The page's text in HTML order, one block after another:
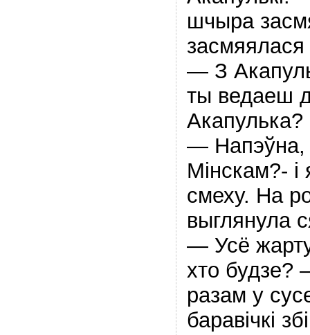
шчыра
— З
ты ведаеш
Акапулька?
— Напэўна,
Мiнскам?- i
смеху. На
выглянула
— Усё
хто будзе?
разам у
баравiчкi